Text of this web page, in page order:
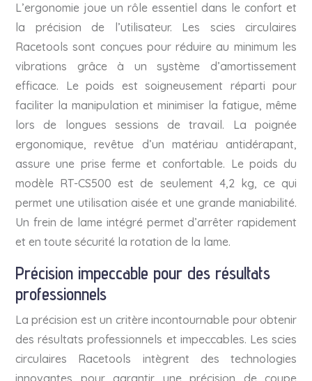
L’ergonomie joue un rôle essentiel dans le confort et
la précision de l’utilisateur. Les scies circulaires
Racetools sont conçues pour réduire au minimum les
vibrations grâce à un système d’amortissement
efficace. Le poids est soigneusement réparti pour
faciliter la manipulation et minimiser la fatigue, même
lors de longues sessions de travail. La poignée
ergonomique, revêtue d’un matériau antidérapant,
assure une prise ferme et confortable. Le poids du
modèle RT-CS500 est de seulement 4,2 kg, ce qui
permet une utilisation aisée et une grande maniabilité.
Un frein de lame intégré permet d’arrêter rapidement
et en toute sécurité la rotation de la lame.
Précision impeccable pour des résultats
professionnels
La précision est un critère incontournable pour obtenir
des résultats professionnels et impeccables. Les scies
circulaires Racetools intègrent des technologies
innovantes pour garantir une précision de coupe